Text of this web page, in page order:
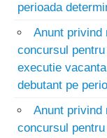
perioada
Anunt privind
concursul
executie
debutant pe
Anunt privind
concursul